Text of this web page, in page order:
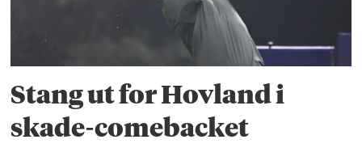
Stang ut for Hovland i
skade-comebacket